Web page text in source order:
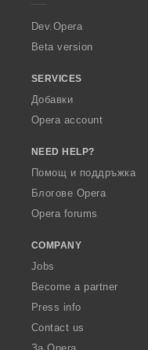
a
Dev.Opera
Beta version
SERVICES
Добавки
Opera account
NEED HELP?
Помощ и поддръжка
Блогове Opera
Opera forums
COMPANY
Jobs
Become a partner
Press info
Contact us